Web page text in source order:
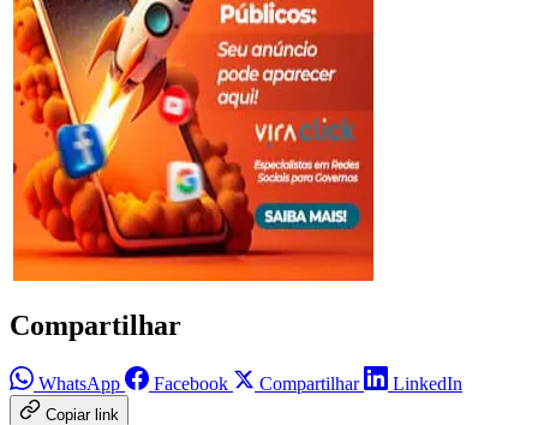
Compartilhar
WhatsApp Facebook Compartilhar LinkedIn
Copiar link